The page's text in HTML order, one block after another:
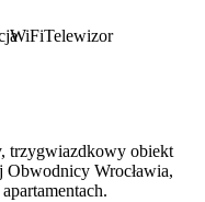
WiFiTelewizor
trzygwiazdkowy obiekt
Wrocławia,